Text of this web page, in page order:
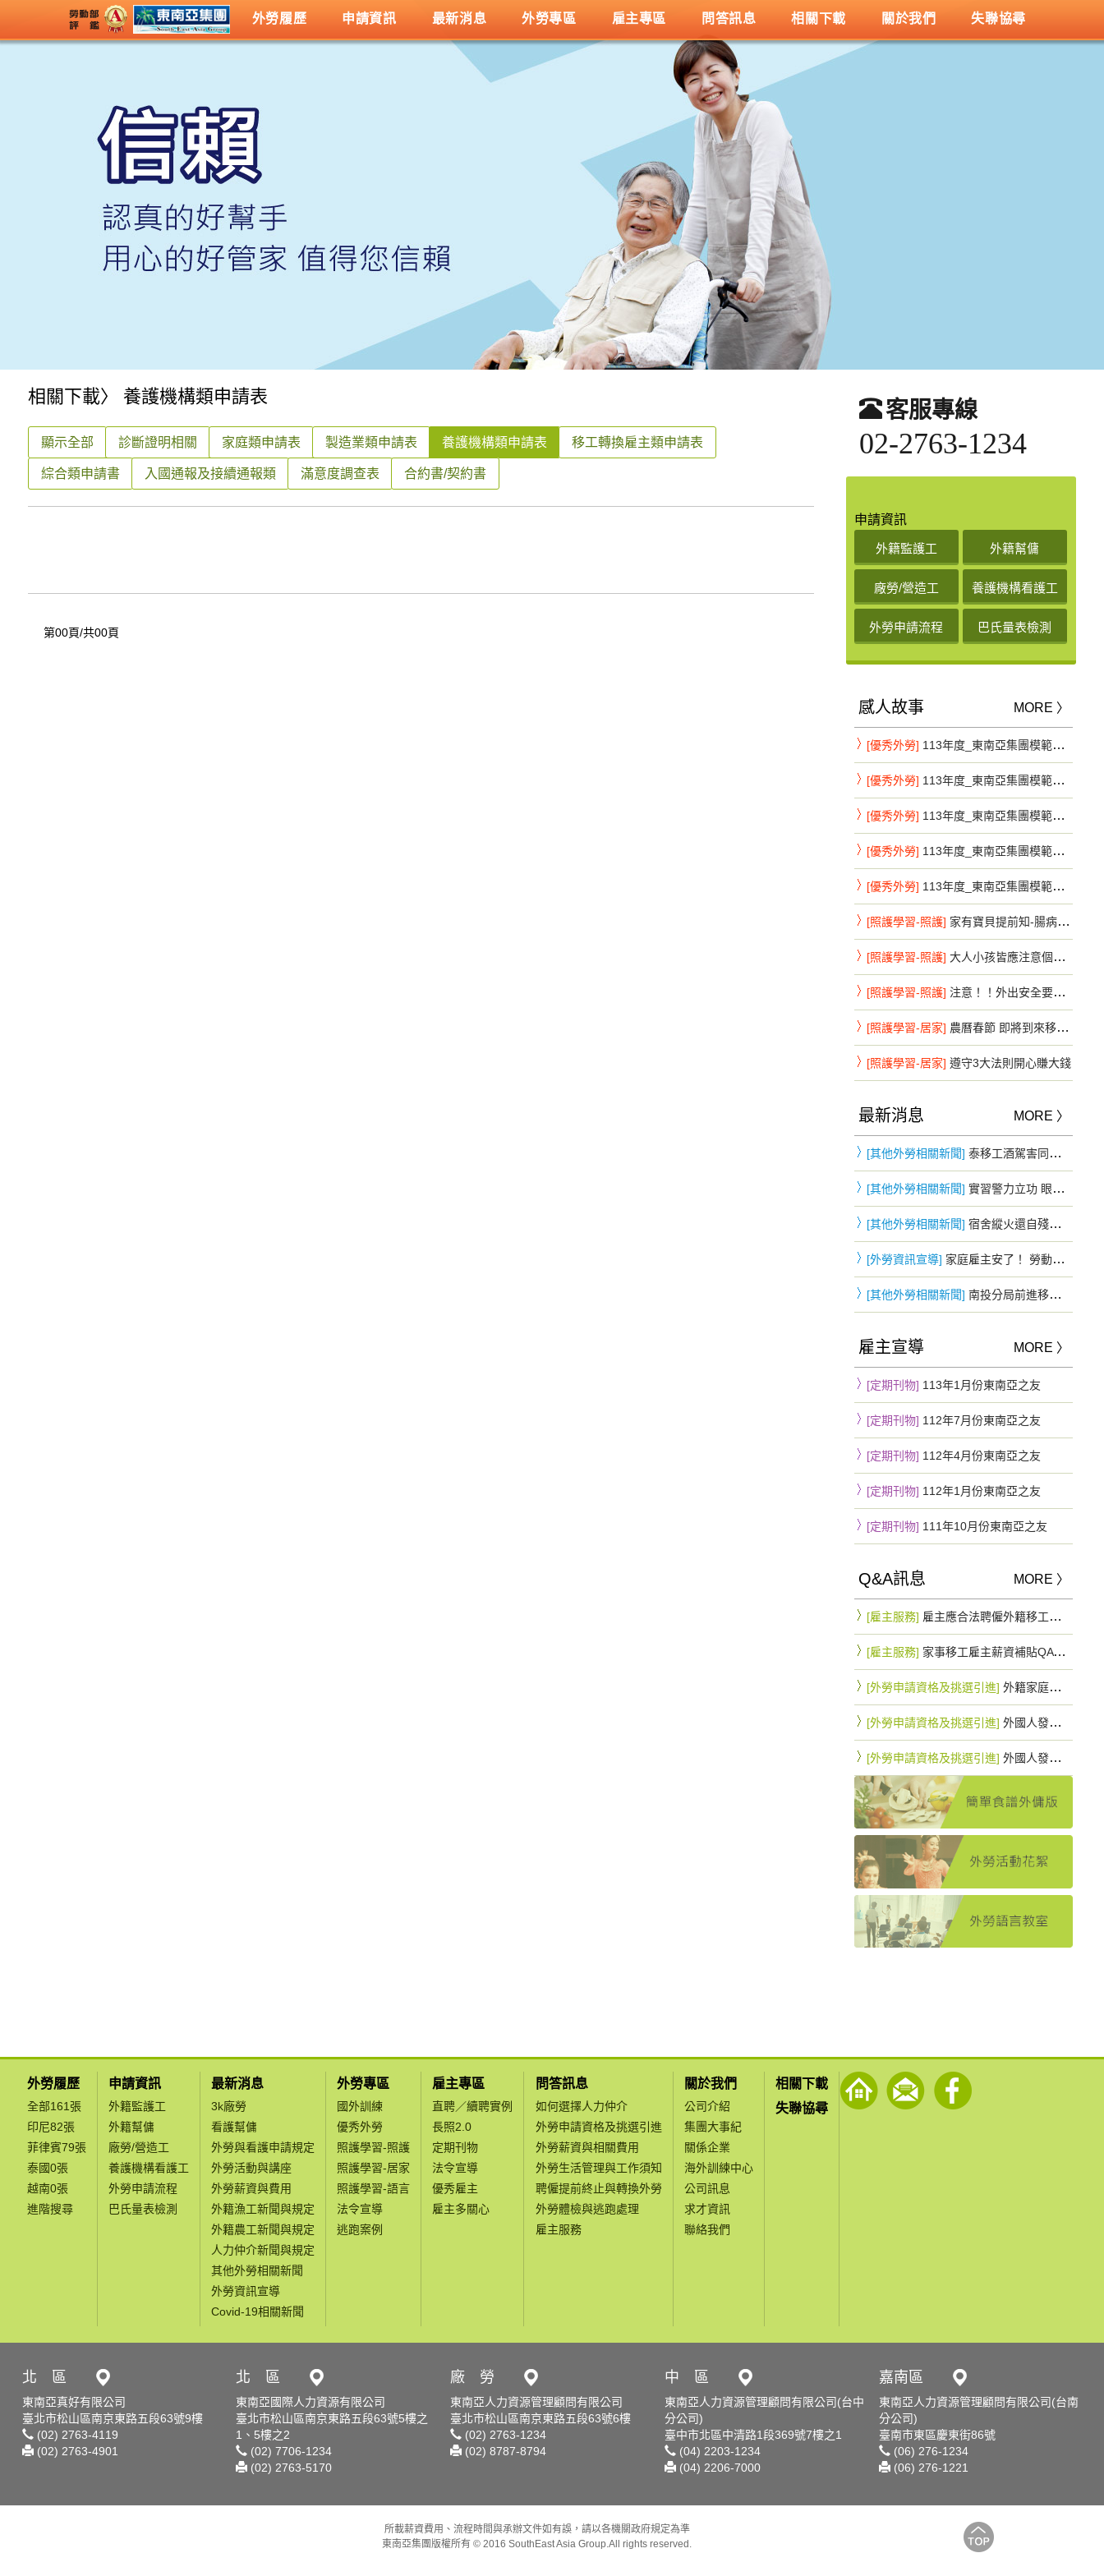
外勞履歷 申請資訊 最新消息 外勞專區 雇主專區 問答訊息 相關下載 關於我們 失聯協尋
相關下載〉 養護機構類申請表
顯示全部 診斷證明相關 家庭類申請表 製造業類申請表 養護機構類申請表 移工轉換雇主類申請表
綜合類申請書 入國通報及接續通報類 滿意度調查表 合約書/契約書
第00頁/共00頁
客服專線
02-2763-1234
申請資訊
外籍監護工 外籍幫傭
廠勞/營造工 養護機構看護工
外勞申請流程 巴氏量表檢測
感人故事 MORE 〉
[優秀外勞] 113年度_東南亞集團模範移工系列_新北市第7彈
[優秀外勞] 113年度_東南亞集團模範移工系列_新北市第8彈
[優秀外勞] 113年度_東南亞集團模範移工系列_新北市第9彈
[優秀外勞] 113年度_東南亞集團模範移工系列_新竹縣第1彈
[優秀外勞] 113年度_東南亞集團模範移工系列_新竹縣第2彈
[照護學習-照護] 家有寶貝提前知-腸病毒重症前兆速送醫
[照護學習-照護] 大人小孩皆應注意個人手部衛生-腸病毒不來鬧特刊
[照護學習-照護] 注意！！外出安全要注意，避免危險活動
[照護學習-居家] 農曆春節 即將到來移工朋友 注意事項
[照護學習-居家] 遵守3大法則開心賺大錢
最新消息 MORE 〉
[其他外勞相關新聞] 泰移工酒駕害同鄉重摔慘死…花5萬和解 判3年2月驅逐出境
[其他外勞相關新聞] 實習警力立功 眼尖發現可疑身影 失聯移工躲車斗仍遭查獲
[其他外勞相關新聞] 宿舍縱火還自殘！頂樓僵持3小時被勸下 移工鬧情緒下場慘曝
[外勞資訊宣導] 家庭雇主安了！ 勞動部：「移工零付費」家庭看護雇主不適用
[其他外勞相關新聞] 南投分局前進移工宿舍防詐 四國語言同步宣導提升自我保護力
雇主宣導 MORE 〉
[定期刊物] 113年1月份東南亞之友
[定期刊物] 112年7月份東南亞之友
[定期刊物] 112年4月份東南亞之友
[定期刊物] 112年1月份東南亞之友
[定期刊物] 111年10月份東南亞之友
Q&A訊息 MORE 〉
[雇主服務] 雇主應合法聘僱外籍移工，一旦查獲將罰緩15~75萬不等
[雇主服務] 家事移工雇主薪資補貼QA 最高可拿10.8萬元
[外勞申請資格及挑選引進] 外籍家庭幫傭與外籍家庭看護工因行蹤不明申請遞補之規定是否相同？
[外勞申請資格及挑選引進] 外國人發生行蹤不明經依規定通知入出國管理機關及警察機關滿3個月仍未查獲者，雇主得否以該名額直接辦理外國人之重新招募入國引進？
[外勞申請資格及挑選引進] 外國人發生行蹤不明經依規定通知入出國管理機關及警察機關滿3個月仍未查獲者，應如何申請遞補外國人？
外勞履歷
全部161張
印尼82張
菲律賓79張
泰國0張
越南0張
進階搜尋
申請資訊
外籍監護工
外籍幫傭
廠勞/營造工
養護機構看護工
外勞申請流程
巴氏量表檢測
最新消息
3k廠勞
看護幫傭
外勞與看護申請規定
外勞活動與講座
外勞薪資與費用
外籍漁工新聞與規定
外籍農工新聞與規定
人力仲介新聞與規定
其他外勞相關新聞
外勞資訊宣導
Covid-19相關新聞
外勞專區
國外訓練
優秀外勞
照護學習-照護
照護學習-居家
照護學習-語言
法令宣導
逃跑案例
雇主專區
直聘／續聘實例
長照2.0
定期刊物
法令宣導
優秀雇主
雇主多關心
問答訊息
如何選擇人力仲介
外勞申請資格及挑選引進
外勞薪資與相關費用
外勞生活管理與工作須知
聘僱提前終止與轉換外勞
外勞體檢與逃跑處理
雇主服務
關於我們
公司介紹
集團大事紀
關係企業
海外訓練中心
公司訊息
求才資訊
聯絡我們
相關下載
失聯協尋
北 區
東南亞真好有限公司
臺北市松山區南京東路五段63號9樓
(02) 2763-4119
(02) 2763-4901
北 區
東南亞國際人力資源有限公司
臺北市松山區南京東路五段63號5樓之
1、5樓之2
(02) 7706-1234
(02) 2763-5170
廠 勞
東南亞人力資源管理顧問有限公司
臺北市松山區南京東路五段63號6樓
(02) 2763-1234
(02) 8787-8794
中 區
東南亞人力資源管理顧問有限公司(台中
分公司)
臺中市北區中清路1段369號7樓之1
(04) 2203-1234
(04) 2206-7000
嘉南區
東南亞人力資源管理顧問有限公司(台南
分公司)
臺南市東區慶東街86號
(06) 276-1234
(06) 276-1221
所載薪資費用、流程時間與承辦文件如有誤，請以各機關政府規定為準
東南亞集團版權所有 © 2016 SouthEast Asia Group.All rights reserved.